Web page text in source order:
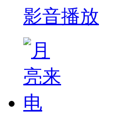
影音播放